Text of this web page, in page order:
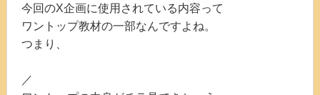
今回のX企画に使用されている内容って
ワントップ教材の一部なんですよね。
つまり、
／